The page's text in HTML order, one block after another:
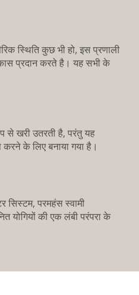
स्थिति कुछ भी हो, इस प्रणाली
प्रदान करते है। यह सभी के
से खरी उतरती है, परंतु यह
के लिए बनाया गया है।
सिस्टम, परमहंस स्वामी
योगियों की एक लंबी परंपरा के